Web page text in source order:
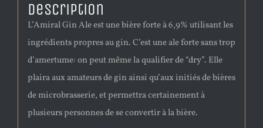
Description
L’Amiral Gin Ale est une bière forte à 6,9% utilisant les
ingrédients propres au gin. C’est une ale forte sans trop
d’amertume: on peut même la qualifier de “dry”. Elle
plaira aux amateurs de gin ainsi qu’aux initiés de bières
de microbrasserie, et permettra certainement à
plusieurs personnes de se convertir à la bière.